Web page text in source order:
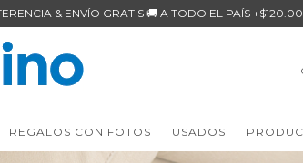
& ENVÍO GRATIS 🚚 A TODO EL PAÍS
REGALOS CON FOTOS USADOS